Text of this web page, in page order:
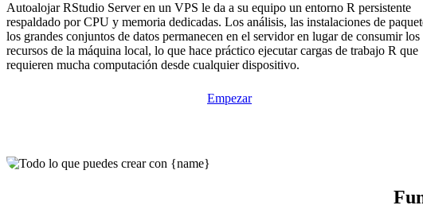
Autoalojar RStudio Server en un VPS le da a su equipo un entorno R persistente
respaldado por CPU y memoria dedicadas. Los análisis, las instalaciones de
los grandes conjuntos de datos permanecen en el servidor en lugar de consumir los
recursos de la máquina local, lo que hace práctico ejecutar cargas de trabajo R que
requieren mucha computación desde cualquier dispositivo.
Empezar